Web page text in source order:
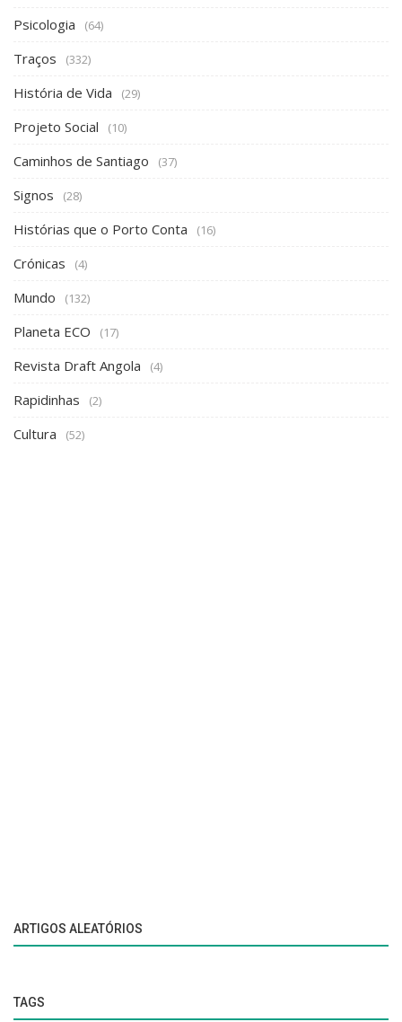
Psicologia (64)
Traços (332)
História de Vida (29)
Projeto Social (10)
Caminhos de Santiago (37)
Signos (28)
Histórias que o Porto Conta (16)
Crónicas (4)
Mundo (132)
Planeta ECO (17)
Revista Draft Angola (4)
Rapidinhas (2)
Cultura (52)
ARTIGOS ALEATÓRIOS
TAGS